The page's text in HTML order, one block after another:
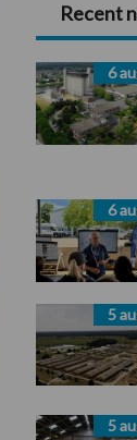
Primaire
Sidebar
Recent
6
6
5
5